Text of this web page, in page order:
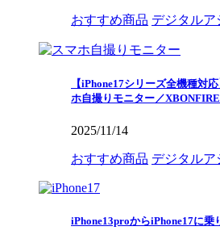
おすすめ商品 デジタルア
【iPhone17シリーズ全機種対
ホ自撮りモニター／XBONFIRE
2025/11/14
おすすめ商品 デジタルア
iPhone13proからiPhone17に乗